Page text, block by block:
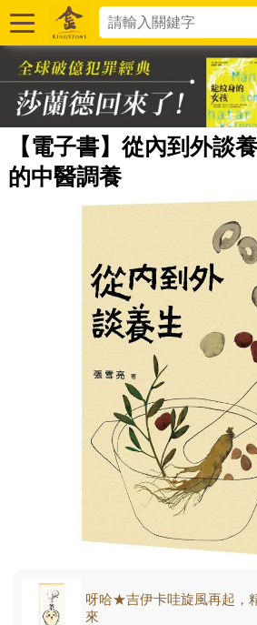
【電子書】從內到外談
的中醫調養
呀哈★吉伊卡哇旋風再起，
來